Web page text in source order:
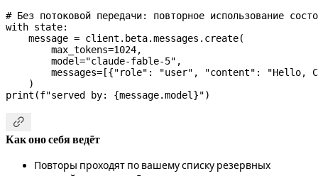
# Без потоковой передачи: повторное использование
with state:
    message
= client.beta.messages.create(
        max_tokens
=1024,
        model
="claude-fable-5" ,
        messages
= [{"role" : "user" , "content" :
"Hello,
    )
print (f"served by: {message.model}")

Как оно себя ведёт
Повторы проходят по вашему списку резервных